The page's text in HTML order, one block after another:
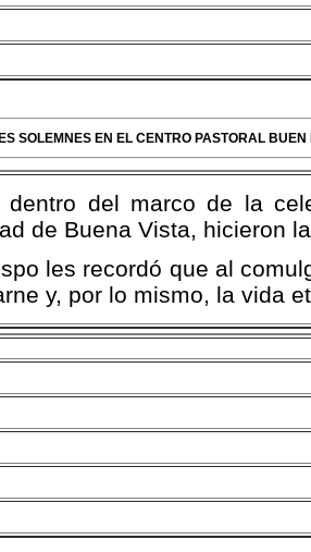
SOLEMNES EN EL CENTRO PASTORAL
dentro del marco de la
de Buena Vista, hicieron
les recordó que al
y, por lo mismo, la vida